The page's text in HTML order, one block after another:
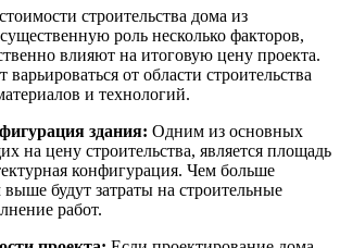
строительства дома из
существенную роль несколько факторов,
влияют на итоговую цену проекта.
от области строительства
и технологий.
здания: Одним из основных
на цену строительства, является площадь
конфигурация. Чем больше
будут затраты на строительные
работ.